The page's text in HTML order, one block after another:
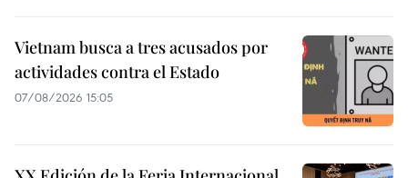
Vietnam busca a tres acusados por
actividades contra el Estado
07/08/2026 15:05